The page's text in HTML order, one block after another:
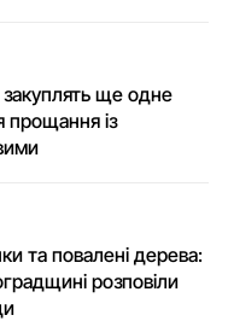
ще одне
прощання із
та повалені дерева:
розповіли